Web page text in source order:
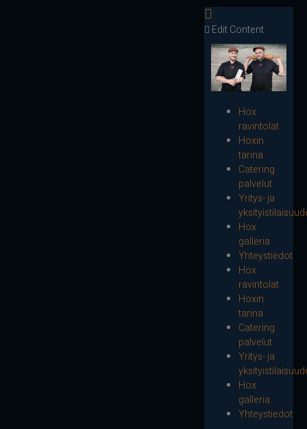
Edit Content
Hox
ravintolat
Hoxin
tarina
Catering
palvelut
Yritys- ja
Hox
galleria
Yhteystiedot
Hox
ravintolat
Hoxin
tarina
Catering
palvelut
Yritys- ja
Hox
galleria
Yhteystiedot